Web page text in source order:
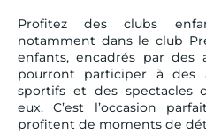
Profitez des clubs
notamment dans le club
enfants, encadrés par des
pourront participer à des
sportifs et des spectacles
eux. C’est l’occasion
profitent de moments de